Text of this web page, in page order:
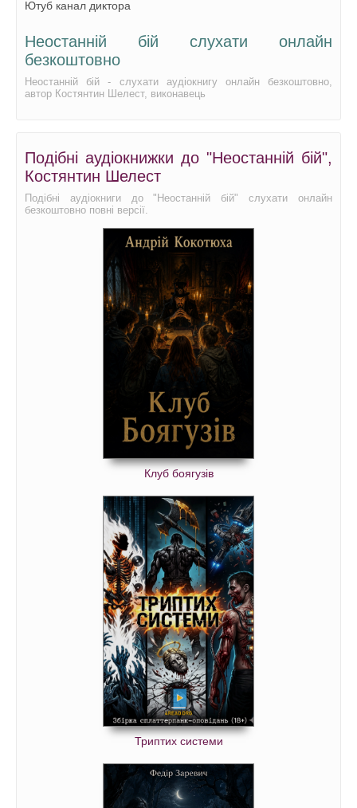
Ютуб канал диктора
Неостанній бій слухати онлайн
безкоштовно
Неостанній бій - слухати аудіокнигу онлайн безкоштовно,
автор Костянтин Шелест, виконавець
Подібні аудіокнижки до "Неостанній бій",
Костянтин Шелест
Подібні аудіокниги до "Неостанній бій" слухати онлайн
безкоштовно повні версії.
Клуб боягузів
Триптих системи